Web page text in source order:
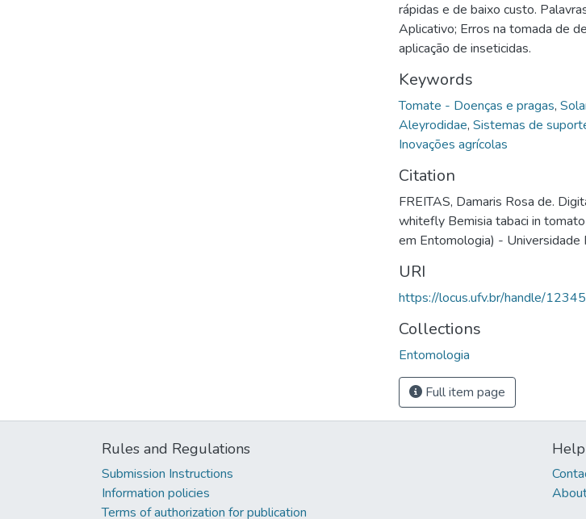
rápidas e de baixo custo.
Aplicativo; Erros na tomada de
aplicação de inseticidas.
Keywords
Tomate - Doenças e pragas,
Aleyrodidae, Sistemas de
Inovações agrícolas
Citation
FREITAS, Damaris Rosa de.
whitefly Bemisia tabaci in
em Entomologia) - Universidade
URI
https://locus.ufv.br/handle/
Collections
Entomologia
Full item page
Rules and Regulations
Submission Instructions
Information policies
Terms of authorization for publication
Help